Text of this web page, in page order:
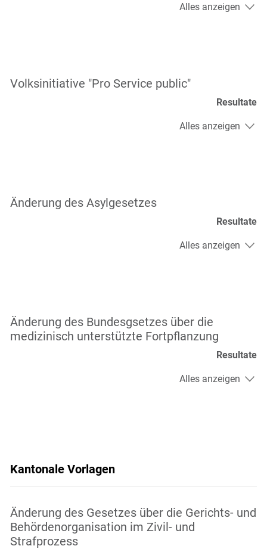
Alles anzeigen
Volksinitiative "Pro Service public"
Resultate
Alles anzeigen
Änderung des Asylgesetzes
Resultate
Alles anzeigen
Änderung des Bundesgsetzes über die
medizinisch unterstützte Fortpflanzung
Resultate
Alles anzeigen
Kantonale Vorlagen
Änderung des Gesetzes über die Gerichts- und
Behördenorganisation im Zivil- und
Strafprozess